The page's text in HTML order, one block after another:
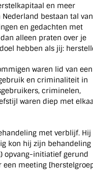
en meer
bestaan tal van
en gedachten met
alleen praten over je
hebben als jij:
waren lid van een
en criminaliteit in
criminelen,
waren diep met
met verblijf. Hij
kon hij zijn behandeling
opvang-initiatief gerund
meeting